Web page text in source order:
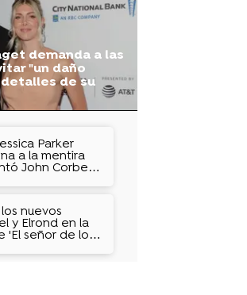
demanda a las
"un daño
de su
Parker
a la mentira
John Corbett
nuevos
y Elrond en la
'El señor de los